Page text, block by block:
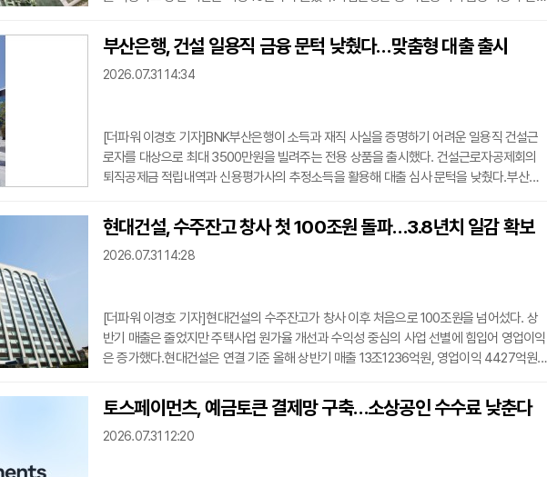
은 개인신용평가 점수가 하위 50%에 해당하는 고객이다. 소득이나 거래실적에 따라 금리
가 달라지는 복잡한 우대금리 체계 대신 대상 고객에게 연 4.9%의 동일한 금리를 적용한
다.만 34세 이하 청년 고객에게는 0.2%포인트의 추가 우대금리를 제공한다. 이에 따라 청
부산은행, 건설 일용직 금융 문턱 낮췄다…맞춤형 대출 출시
2026.07.31 14:34
[더파워 이경호 기자]BNK부산은행이 소득과 재직 사실을 증명하기 어려운 일용직 건설근
로자를 대상으로 최대 3500만원을 빌려주는 전용 상품을 출시했다. 건설근로자공제회의
퇴직공제금 적립내역과 신용평가사의 추정소득을 활용해 대출 심사 문턱을 낮췄다.부산은
출’을 출시했다고 31일 밝혔다.이번 상품은 BNK금융그룹이 지난 29일 건설근로자공제회,
민주노총 건설산업연맹, 한국노총 건설연맹과 맺은 건설노동자 포용금융 업무협약의 첫 실
행사업이다.대출 심사에는 건설근로자공제회가 발급하는 퇴직공제금 적립내역서가 활용된
현대건설, 수주잔고 창사 첫 100조원 돌파…3.8년치 일감 확보
2026.07.31 14:28
[더파워 이경호 기자]현대건설의 수주잔고가 창사 이후 처음으로 100조원을 넘어섰다. 상
반기 매출은 줄었지만 주택사업 원가율 개선과 수익성 중심의 사업 선별에 힘입어 영업이익
은 증가했다.현대건설은 연결 기준 올해 상반기 매출 13조1236억원, 영업이익 4427억원
2.8% 증가했다.2분기 매출은 6조8423억원, 영업이익은 2618억원으로 집계됐다. 상반기
영업이익은 연간 목표의 55.3%를 달성했다. 주택 부문의 원가율이 개선되고 적정 수익을
확보할 수 있는 프로젝트 비중이 늘면서 수익성이 회복됐다는 설명이다.상반기 신규 수주는
토스페이먼츠, 예금토큰 결제망 구축…소상공인 수수료 낮춘다
2026.07.31 12:20